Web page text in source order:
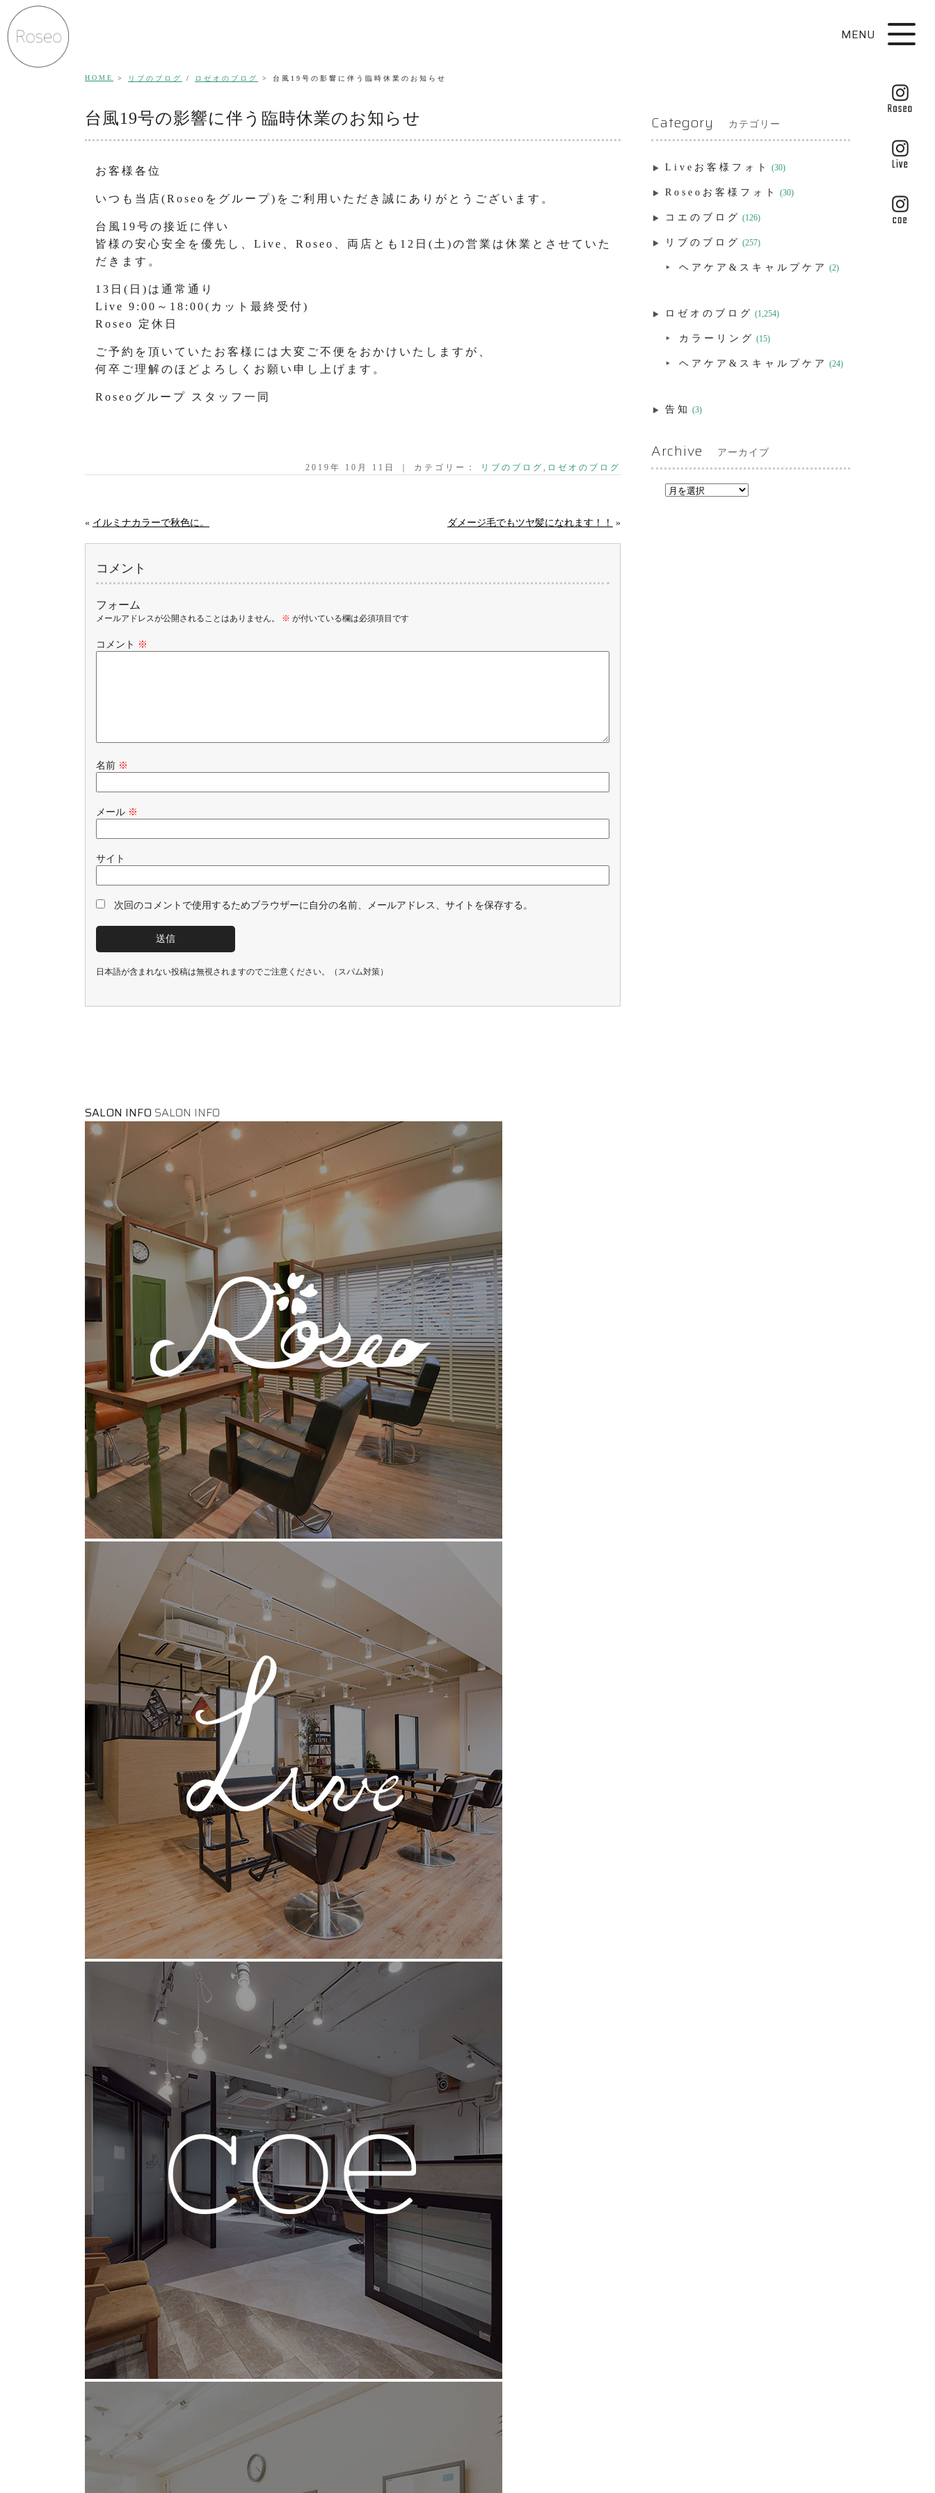
MENU
HOME リブのブログ / ロゼオのブログ 台風19号の影響に伴う臨時休業のお知らせ
台風19号の影響に伴う臨時休業のお知らせ
お客様各位
いつも当店(Roseoをグループ)をご利用いただき誠にありがとうございます。
台風19号の接近に伴い
皆様の安心安全を優先し、Live、Roseo、両店とも12日(土)の営業は休業とさせていた
だきます。
13日(日)は通常通り
Live 9:00～18:00(カット最終受付)
Roseo 定休日
ご予約を頂いていたお客様には大変ご不便をおかけいたしますが、
何卒ご理解のほどよろしくお願い申し上げます。
Roseoグループ スタッフ一同
2019年 10月 11日 ｜ カテゴリー： リブのブログ , ロゼオのブログ
« イルミナカラーで秋色に。 ダメージ毛でもツヤ髪になれます！！ »
コメント
フォーム
メールアドレスが公開されることはありません。 ※ が付いている欄は必須項目です
コメント ※
名前 ※
メール ※
サイト
次回のコメントで使用するためブラウザーに自分の名前、メールアドレス、サイトを保存する。
日本語が含まれない投稿は無視されますのでご注意ください。（スパム対策）
Category カテゴリー
Liveお客様フォト (30)
Roseoお客様フォト (30)
コエのブログ (126)
リブのブログ (257)
ヘアケア&スキャルプケア (2)
ロゼオのブログ (1,254)
カラーリング (15)
ヘアケア&スキャルプケア (24)
告知 (3)
Archive アーカイブ
SALON INFO SALON INFO